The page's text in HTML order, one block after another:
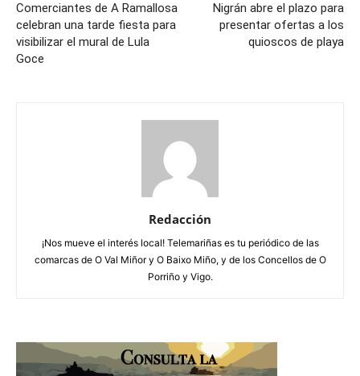
Comerciantes de A Ramallosa
celebran una tarde fiesta para
visibilizar el mural de Lula
Goce
Nigrán abre el plazo para
presentar ofertas a los
quioscos de playa
Redacción
¡Nos mueve el interés local! Telemariñas es tu periódico de las
comarcas de O Val Miñor y O Baixo Miño, y de los Concellos de O
Porriño y Vigo.